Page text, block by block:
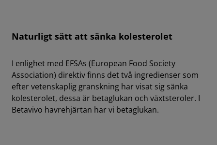
Naturligt sätt att sänka kolesterolet
I enlighet med EFSAs (European Food Society
Association) direktiv finns det två ingredienser som
efter vetenskaplig granskning har visat sig sänka
kolesterolet, dessa är betaglukan och växtsteroler. I
Betavivo havrehjärtan har vi betaglukan.